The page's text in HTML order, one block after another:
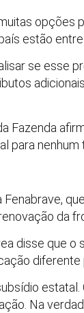
opções
estão
se esse
Fazenda
para nenhum
Fenabrave,
da
disse que o
Na